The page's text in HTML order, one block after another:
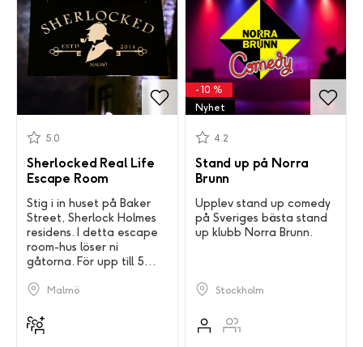
Sherlocked Real Life
Escape Room
5.0
Stig i in huset på Baker
Street, Sherlock Holmes
residens. I detta escape
room-hus löser ni
gåtorna. För upp till 5
Malmö
- 10 %
Nyhet
Stand up på Norra
Brunn
4.2
Upplev stand up comedy
på Sveriges bästa stand
up klubb Norra Brunn.
Stockholm